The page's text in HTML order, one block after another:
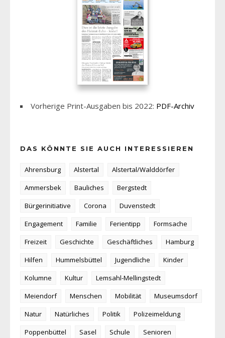
Vorherige Print-Ausgaben bis 2022: PDF-Archiv
DAS KÖNNTE SIE AUCH INTERESSIEREN
Ahrensburg Alstertal
Alstertal/Walddörfer
Ammersbek
Bauliches
Bergstedt
Bürgerinitiative
Corona
Duvenstedt
Engagement
Familie Ferientipp
Formsache
Freizeit
Geschichte Geschäftliches
Hamburg
Hilfen
Hummelsbüttel Jugendliche
Kinder
Kolumne
Kultur
Lemsahl-Mellingstedt
Meiendorf
Menschen Mobilität
Museumsdorf
Natur
Natürliches Politik
Polizeimeldung
Poppenbüttel
Sasel Schule
Senioren